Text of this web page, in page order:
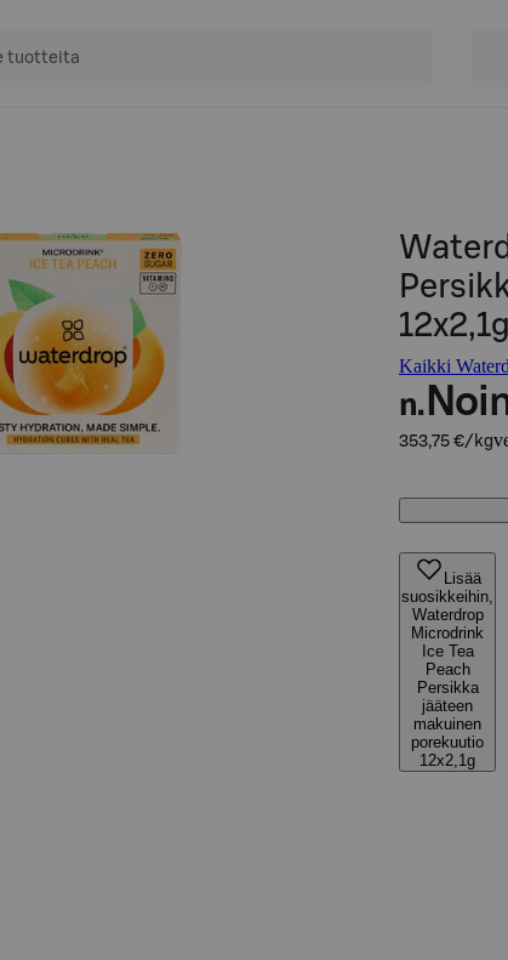
12x2,1g
Kaikki
n.
353,75 €/kg
Lisää
suosikkeihin,
Waterdrop
Microdrink
Ice Tea
Peach
Persikka
jääteen
makuinen
porekuutio
12x2,1g